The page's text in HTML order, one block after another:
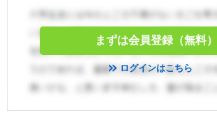
まずは会員登録（無料）
ログインはこちら